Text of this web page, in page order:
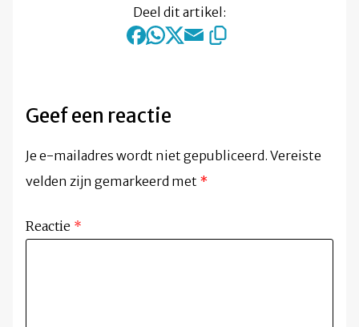
Deel dit artikel:
Geef een reactie
Je e-mailadres wordt niet gepubliceerd. Vereiste
velden zijn gemarkeerd met *
Reactie *